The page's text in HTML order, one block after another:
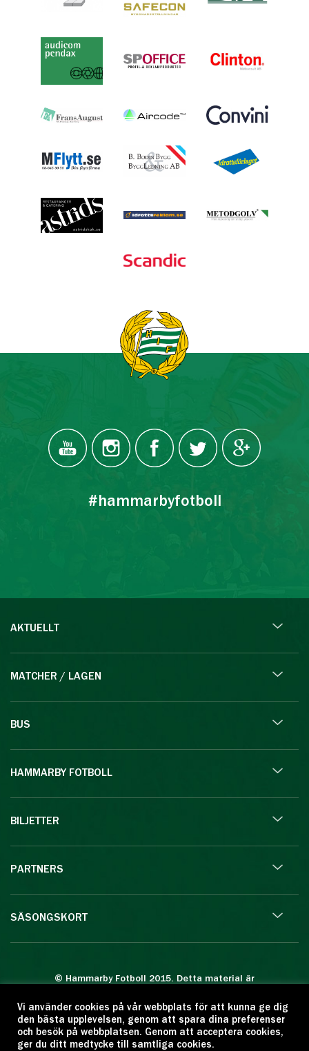
#hammarbyfotboll
AKTUELLT
MATCHER / LAGEN
BUS
HAMMARBY FOTBOLL
BILJETTER
PARTNERS
SÄSONGSKORT
© Hammarby Fotboll 2015. Detta material är
Eftertryck eller annan kopiering är förbjuden.
Citera oss gärna men ange källan:
www.hammarbyfotboll.se. Ansvarig utgivare:
Vi använder cookies på vår webbplats för att kunna ge dig
den bästa upplevelsen, genom att spara dina preferenser
och besök på webbplatsen. Genom att acceptera cookies,
ger du ditt medtycke till samtliga cookies.